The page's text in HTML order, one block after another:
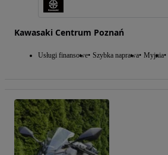
Kawasaki Centrum Poznań
Usługi finansowe Szybka naprawa Myjnia